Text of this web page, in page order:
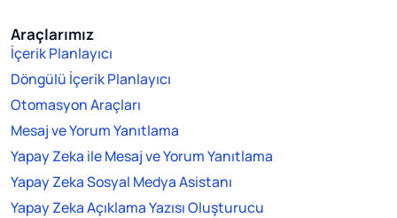
Araçlarımız
İçerik Planlayıcı
Döngülü İçerik Planlayıcı
Otomasyon Araçları
Mesaj ve Yorum Yanıtlama
Yapay Zeka ile Mesaj ve Yorum Yanıtlama
Yapay Zeka Sosyal Medya Asistanı
Yapay Zeka Açıklama Yazısı Oluşturucu